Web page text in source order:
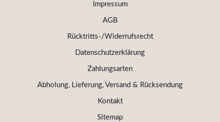
Impressum
AGB
Rücktritts-/Widerrufsrecht
Datenschutzerklärung
Zahlungsarten
Abholung, Lieferung, Versand & Rücksendung
Kontakt
Sitemap